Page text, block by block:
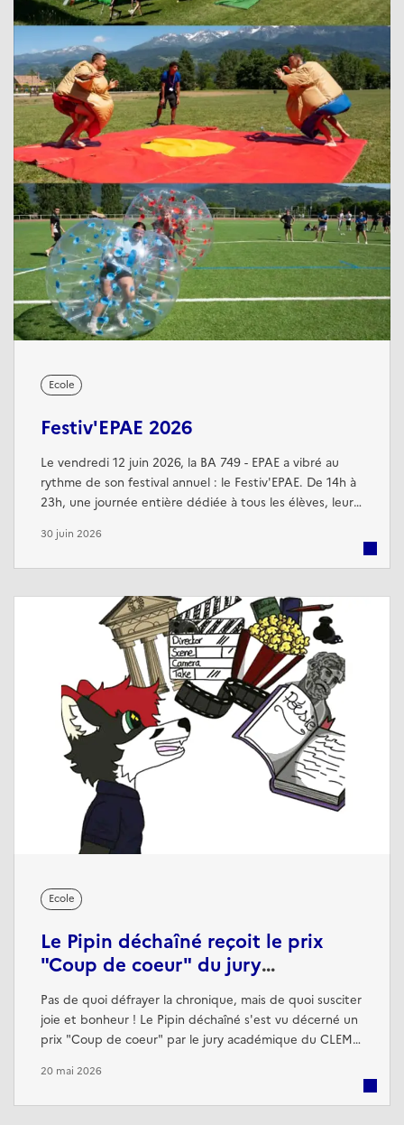
Ecole
Festiv'EPAE 2026
Le vendredi 12 juin 2026, la BA 749 - EPAE a vibré au
rythme de son festival annuel : le Festiv'EPAE. De 14h à
23h, une journée entière dédiée à tous les élèves, leurs
programme : scène ouverte avec le spectacle des APF,
bois ...
30 juin 2026
Ecole
Le Pipin déchaîné reçoit le prix
"Coup de coeur" du jury
académique du CLEMI
Pas de quoi défrayer la chronique, mais de quoi susciter
joie et bonheur ! Le Pipin déchaîné s'est vu décerné un
prix "Coup de coeur" par le jury académique du CLEMI
d'écriture des lycéens, les efforts fournis pour titrer les
20 mai 2026